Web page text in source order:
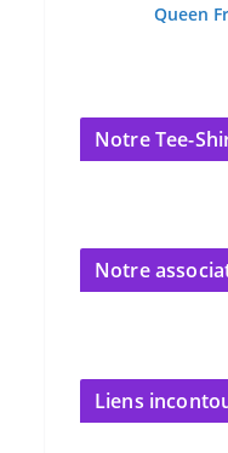
Queen
Notre Tee-
Notre
Liens